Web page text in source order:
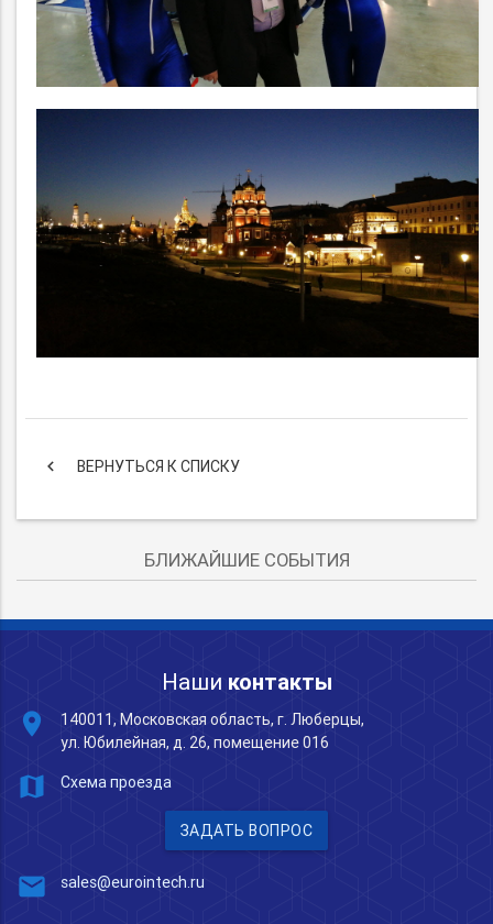
keyboard_arrow_left ВЕРНУТЬСЯ К СПИСКУ
БЛИЖАЙШИЕ СОБЫТИЯ
Наши контакты
place
140011, Московская область, г. Люберцы,
ул. Юбилейная, д. 26, помещение 016
map Схема проезда
ЗАДАТЬ ВОПРОС
mail sales@eurointech.ru